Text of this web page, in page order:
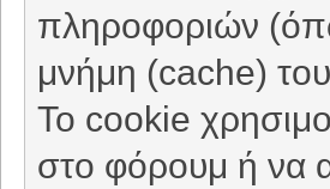
πληροφοριών
μνήμη (cache)
Το cookie
στο φόρουμ ή να